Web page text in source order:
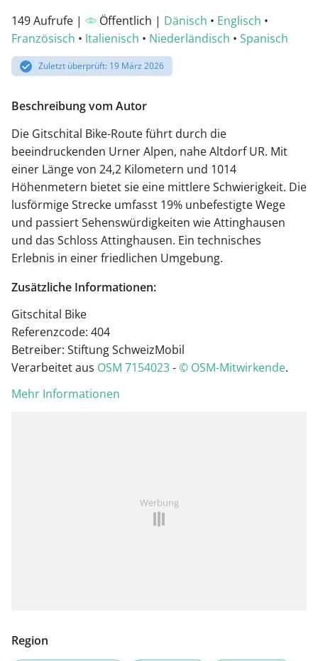
149 Aufrufe | Öffentlich | Dänisch • Englisch •
Französisch • Italienisch • Niederländisch • Spanisch
Zuletzt überprüft: 19 März 2026
Beschreibung vom Autor
Die Gitschital Bike-Route führt durch die
beeindruckenden Urner Alpen, nahe Altdorf UR. Mit
einer Länge von 24,2 Kilometern und 1014
Höhenmetern bietet sie eine mittlere Schwierigkeit. Die
lusförmige Strecke umfasst 19% unbefestigte Wege
und passiert Sehenswürdigkeiten wie Attinghausen
und das Schloss Attinghausen. Ein technisches
Erlebnis in einer friedlichen Umgebung.
Zusätzliche Informationen:
Gitschital Bike
Referenzcode: 404
Betreiber: Stiftung SchweizMobil
Verarbeitet aus OSM 7154023-© OSM-Mitwirkende.
Mehr Informationen
Werbung
Region